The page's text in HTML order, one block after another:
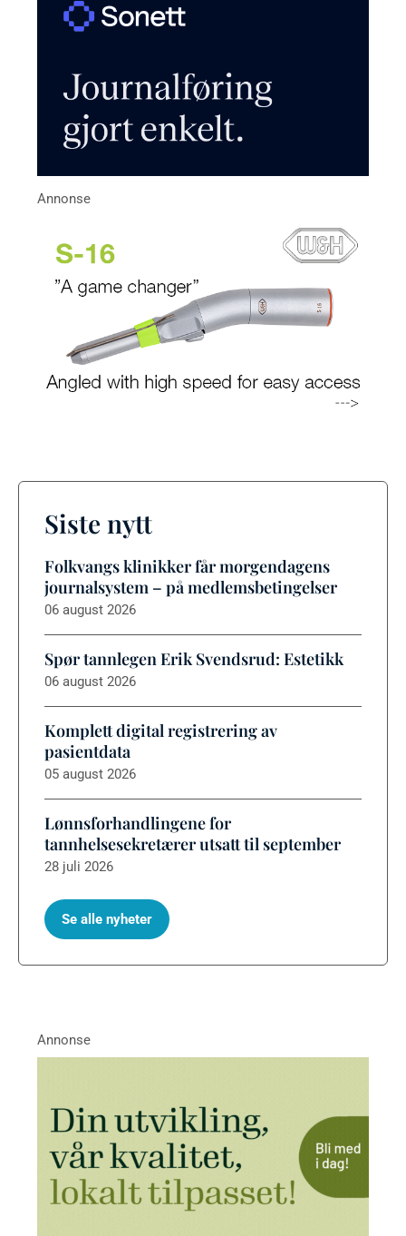
Siste nytt
Folkvangs klinikker får morgendagens
journalsystem – på medlemsbetingelser
06 august 2026
Spør tannlegen Erik Svendsrud: Estetikk
06 august 2026
Komplett digital registrering av
pasientdata
05 august 2026
Lønnsforhandlingene for
tannhelsesekretærer utsatt til september
28 juli 2026
Se alle nyheter